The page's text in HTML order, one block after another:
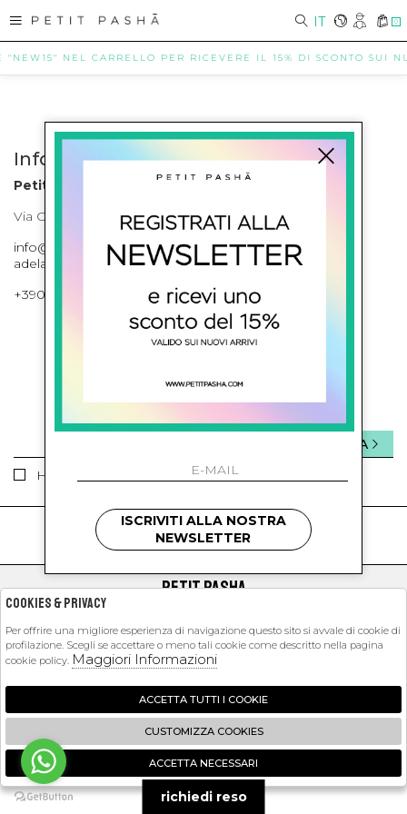
IT 0
"NEW15" NEL CARRELLO PER RICEVERE IL 15% DI SCONTO SUI
Info contatti
Petit Pasha
Via Cilea, 255 Napoli Corso Umberto I 301 Napoli
info@petitpasha.com, petitpasha@hotmail.it,
adelaide.petitpasha@hotmail.com
+39081643421 , +390812351280
ISCRIVITI ALLA NEWSLETTER
Ho letto ed accettato le condizioni sulla privacy.
INVIA
kids
PETIT PASHA
EXTRA
2026 Petit Pasha - P.iva : 09423341214 Powered by
Zucchetti
🍪
ISCRIVITI ALLA NOSTRA
NEWSLETTER
richiedi reso
Cookies & Privacy
Per offrire una migliore esperienza di navigazione questo sito si avvale di cookie di
profilazione. Scegli se accettare o meno tali cookie come descritto nella pagina
cookie policy. Maggiori Informazioni
ACCETTA TUTTI I COOKIE
CUSTOMIZZA COOKIES
ACCETTA NECESSARI